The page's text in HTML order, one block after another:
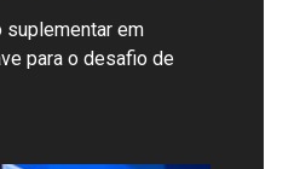
suplementar em
para o desafio de